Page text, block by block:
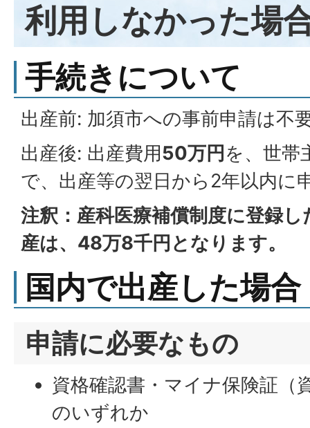
利用しなかった場
手続きについて
出産前: 加須市への事前申請は不
出産後: 出産費用50万円 を、世帯
で、出産等の翌日から2年以内に
注釈：産科医療補償制度に登録
産は、48万8千円となります。
国内で出産した場合
申請に必要なもの
資格確認書・マイナ保険証（
のいずれか